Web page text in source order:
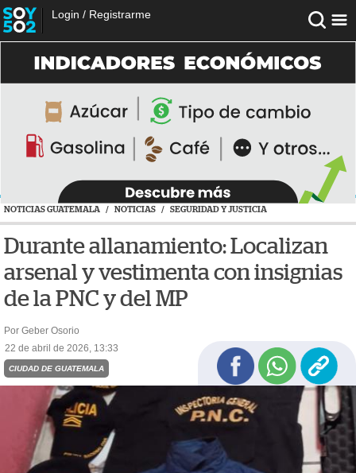
Login / Registrarme
NOTICIAS GUATEMALA / NOTICIAS / SEGURIDAD Y JUSTICIA
Durante allanamiento: Localizan
arsenal y vestimenta con insignias
de la PNC y del MP
Por Geber Osorio
22 de abril de 2026, 13:33
CIUDAD DE GUATEMALA